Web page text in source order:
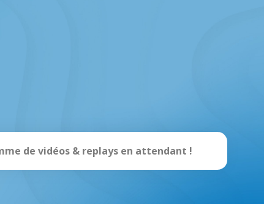
de vidéos & replays en attendant !